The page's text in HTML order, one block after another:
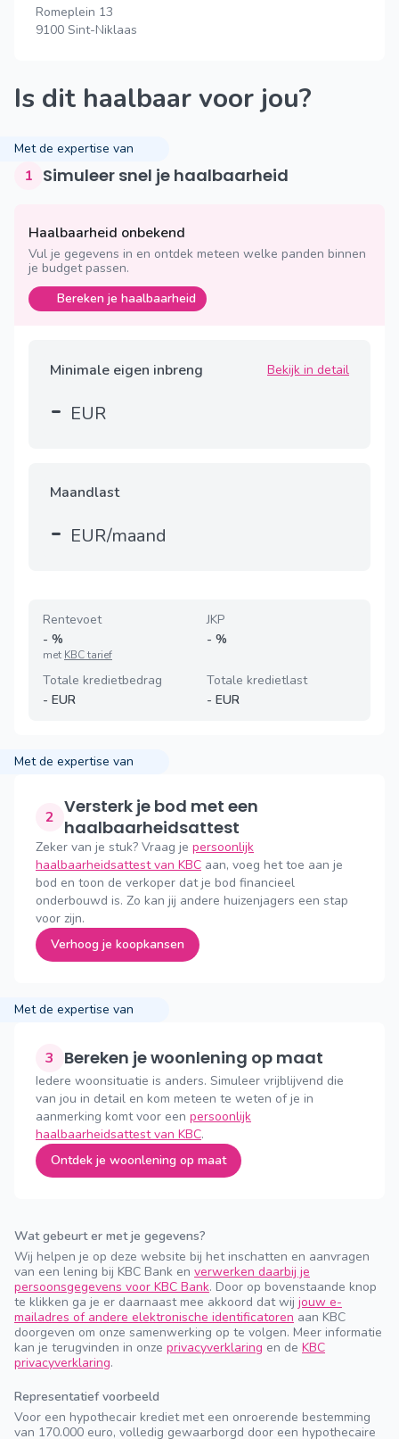
Romeplein 13
9100 Sint-Niklaas
Is dit haalbaar voor jou?
Met de expertise van
1 Simuleer snel je haalbaarheid
Haalbaarheid onbekend
Vul je gegevens in en ontdek meteen welke panden binnen
je budget passen.
Bereken je haalbaarheid
Minimale eigen inbreng Bekijk in detail
- EUR
Maandlast
- EUR/maand
Rentevoet
- %
met KBC tarief
JKP
- %
Totale kredietbedrag
- EUR
Totale kredietlast
- EUR
Met de expertise van
2 Versterk je bod met een
haalbaarheidsattest
Zeker van je stuk? Vraag je persoonlijk
haalbaarheidsattest van KBC aan, voeg het toe aan je
bod en toon de verkoper dat je bod financieel
onderbouwd is. Zo kan jij andere huizenjagers een stap
voor zijn.
Verhoog je koopkansen
Met de expertise van
3 Bereken je woonlening op maat
Iedere woonsituatie is anders. Simuleer vrijblijvend die
van jou in detail en kom meteen te weten of je in
aanmerking komt voor een persoonlijk
haalbaarheidsattest van KBC.
Ontdek je woonlening op maat
Wat gebeurt er met je gegevens?
Wij helpen je op deze website bij het inschatten en aanvragen
van een lening bij KBC Bank en verwerken daarbij je
persoonsgegevens voor KBC Bank. Door op bovenstaande knop
te klikken ga je er daarnaast mee akkoord dat wij jouw e-
mailadres of andere elektronische identificatoren aan KBC
doorgeven om onze samenwerking op te volgen. Meer informatie
kan je terugvinden in onze privacyverklaring en de KBC
privacyverklaring.
Representatief voorbeeld
Voor een hypothecair krediet met een onroerende bestemming
van 170.000 euro, volledig gewaarborgd door een hypothecaire